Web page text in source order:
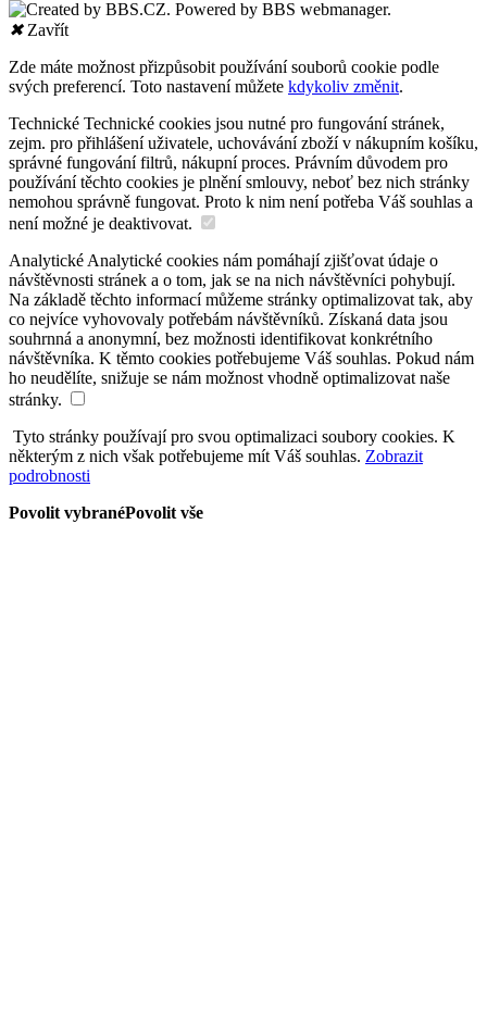
✖Zavřít
Zde máte možnost přizpůsobit používání souborů cookie podle
svých preferencí. Toto nastavení můžete kdykoliv změnit.
Technické Technické cookies jsou nutné pro fungování stránek,
zejm. pro přihlášení uživatele, uchovávání zboží v nákupním košíku,
správné fungování filtrů, nákupní proces. Právním důvodem pro
používání těchto cookies je plnění smlouvy, neboť bez nich stránky
nemohou správně fungovat. Proto k nim není potřeba Váš souhlas a
není možné je deaktivovat.
Analytické Analytické cookies nám pomáhají zjišťovat údaje o
návštěvnosti stránek a o tom, jak se na nich návštěvníci pohybují.
Na základě těchto informací můžeme stránky optimalizovat tak, aby
co nejvíce vyhovovaly potřebám návštěvníků. Získaná data jsou
souhrnná a anonymní, bez možnosti identifikovat konkrétního
návštěvníka. K těmto cookies potřebujeme Váš souhlas. Pokud nám
ho neudělíte, snižuje se nám možnost vhodně optimalizovat naše
stránky.
Tyto stránky používají pro svou optimalizaci soubory cookies. K
některým z nich však potřebujeme mít Váš souhlas. Zobrazit
podrobnosti
Povolit vybranéPovolit vše